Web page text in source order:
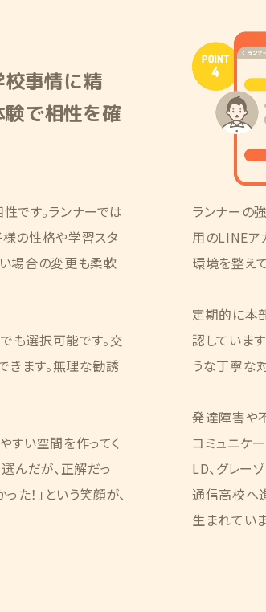
事情に精
で相性を確
です。ランナーでは
の性格や学習スタ
場合の変更も柔軟
も選択可能です。交
きます。無理な勧誘
すい空間を作ってく
んだが、正解だっ
た！」という笑顔が、
ランナーの
用のLINEア
環境を整え
定期的に本
認していま
うな丁寧な
発達障害や
コミュニケ
LD、グレー
通信高校へ
生まれていま